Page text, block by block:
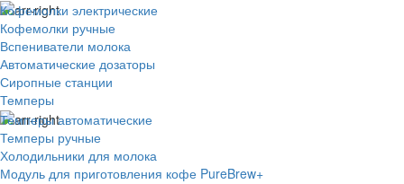
Кофемолки электрические
Кофемолки ручные
Вспениватели молока
Автоматические дозаторы
Сиропные станции
Темперы
Темперы автоматические
Темперы ручные
Холодильники для молока
Модуль для приготовления кофе PureBrew+